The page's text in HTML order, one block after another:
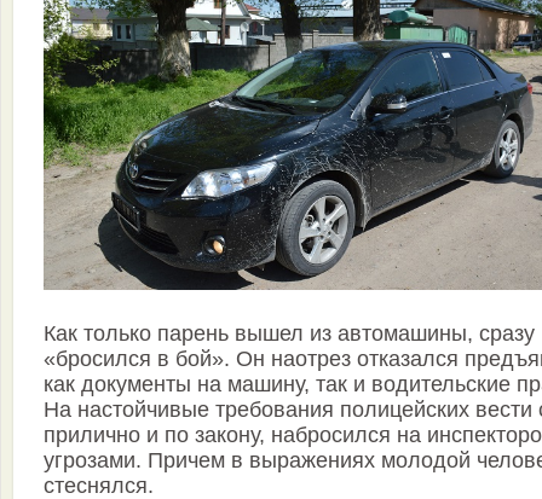
Как только парень вышел из автомашины, сразу
«бросился в бой». Он наотрез отказался
как документы на машину, так и водительские
На настойчивые требования полицейских вести
прилично и по закону, набросился на
угрозами. Причем в выражениях молодой
стеснялся.